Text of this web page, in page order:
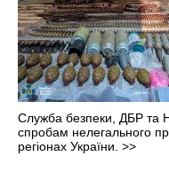
Служба безпеки, ДБР та
спробам нелегального
регіонах України. >>